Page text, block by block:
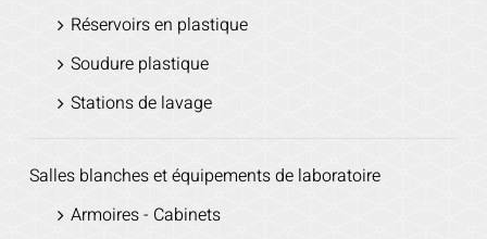
Réservoirs en plastique
Soudure plastique
Stations de lavage
Salles blanches et équipements de laboratoire
Armoires - Cabinets